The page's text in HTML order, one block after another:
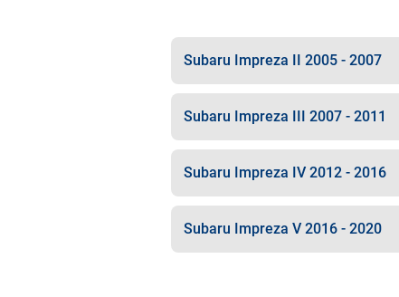
Subaru Impreza II 2005 - 2007
Subaru Impreza III 2007 - 2011
Subaru Impreza IV 2012 - 2016
Subaru Impreza V 2016 - 2020